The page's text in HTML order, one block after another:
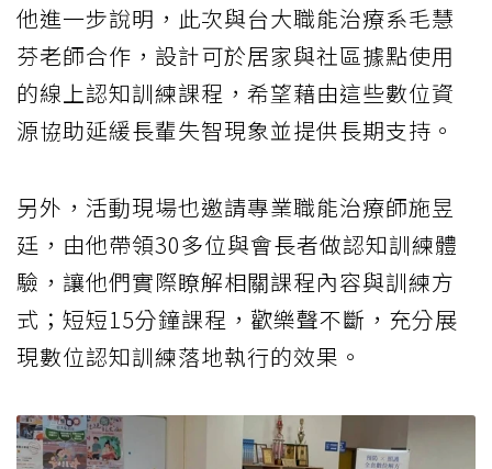
他進一步說明，此次與台大職能治療系毛慧
芬老師合作，設計可於居家與社區據點使用
的線上認知訓練課程，希望藉由這些數位資
源協助延緩長輩失智現象並提供長期支持。
另外，活動現場也邀請專業職能治療師施昱
廷，由他帶領30多位與會長者做認知訓練體
驗，讓他們實際瞭解相關課程內容與訓練方
式；短短15分鐘課程，歡樂聲不斷，充分展
現數位認知訓練落地執行的效果。